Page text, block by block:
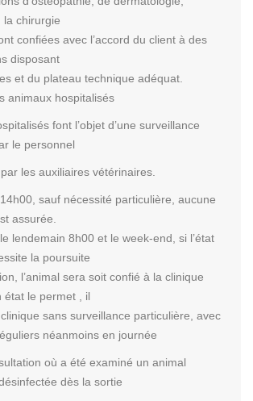
la chirurgie
confiées avec l’accord du client à des
disposant
et du plateau technique adéquat.
animaux hospitalisés
font l’objet d’une surveillance
le personnel
les auxiliaires vétérinaires.
sauf nécessité particulière, aucune
assurée.
lendemain 8h00 et le week-end, si l’état
la poursuite
l’animal sera soit confié à la clinique
état le permet , il
sans surveillance particulière, avec
néanmoins en journée
où a été examiné un animal
dès la sortie